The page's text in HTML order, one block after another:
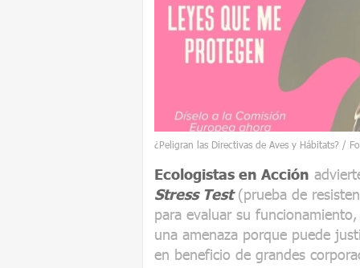
¿Peligran las Directivas de Aves y Hábitats? /
Ecologistas en Acción
Stress Test(prueba de
para evaluar su
una amenaza porque puede
en beneficio de grandes